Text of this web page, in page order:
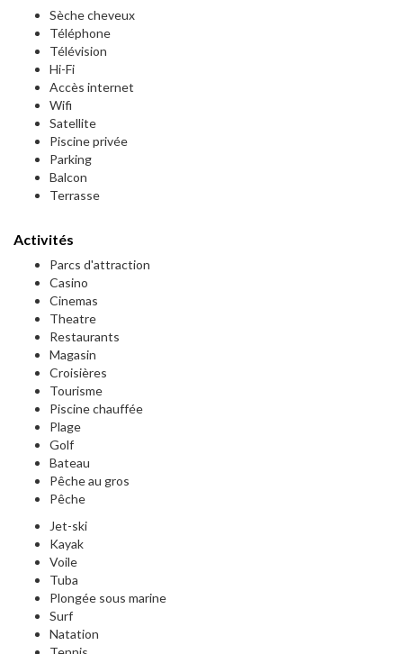
Sèche cheveux
Téléphone
Télévision
Hi-Fi
Accès internet
Wifi
Satellite
Piscine privée
Parking
Balcon
Terrasse
Activités
Parcs d'attraction
Casino
Cinemas
Theatre
Restaurants
Magasin
Croisières
Tourisme
Piscine chauffée
Plage
Golf
Bateau
Pêche au gros
Pêche
Jet-ski
Kayak
Voile
Tuba
Plongée sous marine
Surf
Natation